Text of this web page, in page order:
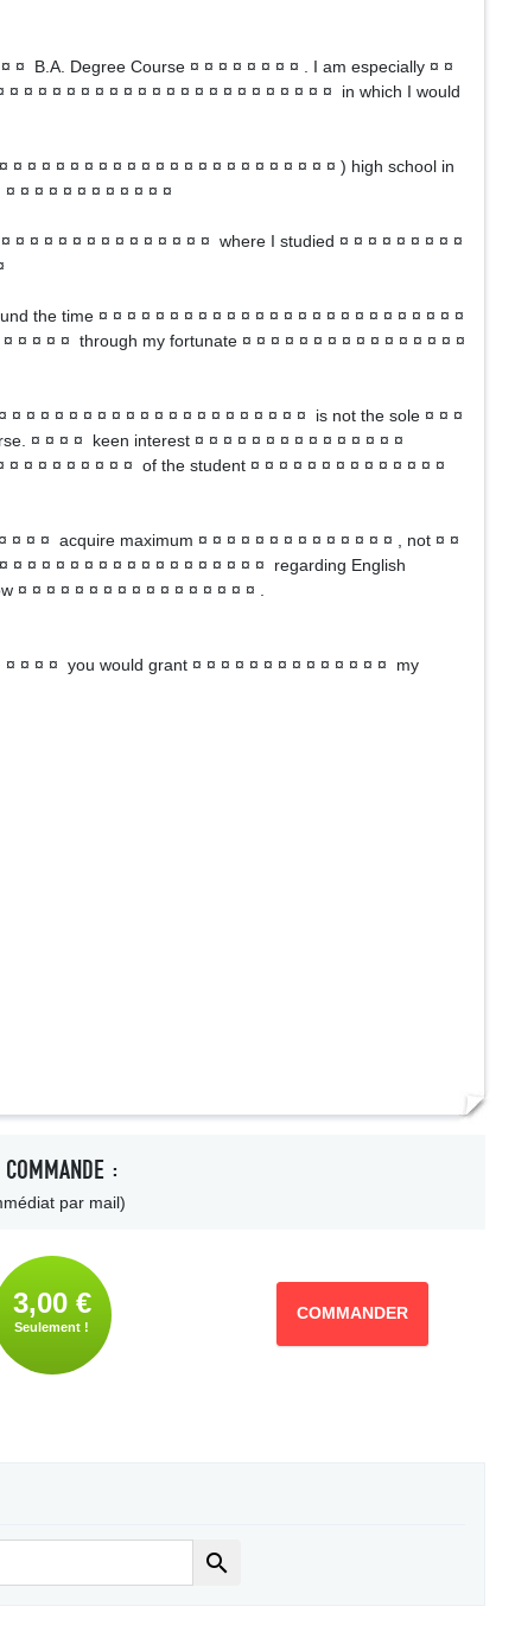
¤ B.A. Degree Course ¤ ¤ ¤ ¤ ¤ ¤ ¤ ¤ . I am especially ¤ ¤
¤ ¤ ¤ ¤ ¤ ¤ ¤ ¤ ¤ ¤ ¤ ¤ ¤ ¤ ¤ ¤ ¤ ¤ ¤ ¤ ¤ ¤ in which I would
¤ ¤ ¤ ¤ ¤ ¤ ¤ ¤ ¤ ¤ ¤ ¤ ¤ ¤ ¤ ¤ ¤ ¤ ¤ ¤ ¤ ¤ ¤ ) high school in
¤ ¤ ¤ ¤ ¤ ¤ ¤ ¤ ¤ ¤ ¤ ¤
¤ ¤ ¤ ¤ ¤ ¤ ¤ ¤ ¤ ¤ ¤ ¤ ¤ ¤ where I studied ¤ ¤ ¤ ¤ ¤ ¤ ¤ ¤ ¤
the time ¤ ¤ ¤ ¤ ¤ ¤ ¤ ¤ ¤ ¤ ¤ ¤ ¤ ¤ ¤ ¤ ¤ ¤ ¤ ¤ ¤ ¤ ¤ ¤ ¤ ¤
¤ ¤ ¤ ¤ through my fortunate ¤ ¤ ¤ ¤ ¤ ¤ ¤ ¤ ¤ ¤ ¤ ¤ ¤ ¤ ¤ ¤
¤ ¤ ¤ ¤ ¤ ¤ ¤ ¤ ¤ ¤ ¤ ¤ ¤ ¤ ¤ ¤ ¤ ¤ ¤ ¤ is not the sole ¤ ¤ ¤
¤ ¤ ¤ ¤ keen interest ¤ ¤ ¤ ¤ ¤ ¤ ¤ ¤ ¤ ¤ ¤ ¤ ¤ ¤ ¤
¤ ¤ ¤ ¤ ¤ ¤ ¤ ¤ of the student ¤ ¤ ¤ ¤ ¤ ¤ ¤ ¤ ¤ ¤ ¤ ¤ ¤ ¤
¤ ¤ ¤ acquire maximum ¤ ¤ ¤ ¤ ¤ ¤ ¤ ¤ ¤ ¤ ¤ ¤ ¤ ¤ , not ¤ ¤
¤ ¤ ¤ ¤ ¤ ¤ ¤ ¤ ¤ ¤ ¤ ¤ ¤ ¤ ¤ ¤ ¤ ¤ regarding English
¤ ¤ ¤ ¤ ¤ ¤ ¤ ¤ ¤ ¤ ¤ ¤ ¤ ¤ ¤ ¤ ¤ .
¤ ¤ ¤ you would grant ¤ ¤ ¤ ¤ ¤ ¤ ¤ ¤ ¤ ¤ ¤ ¤ ¤ ¤ my
COMMANDE :
par mail)
3,00 €
Seulement !
COMMANDER
